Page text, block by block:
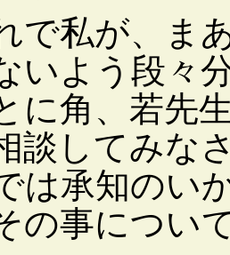
で私が、ま
いよう段々
に角、若先
談してみな
は承知のい
の事につい